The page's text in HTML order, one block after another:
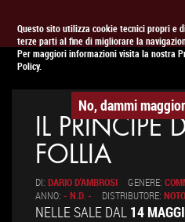
Questo sito utilizza cookie tecnici propri e
terze parti al fine di migliorare la
Per maggiori informazioni visita la nostra
Policy.
No, dammi
APPUNTAMENTO AL
IL PRINCIPE
FOLLIA
DI: DARIO D'AMBROSI GENERE:
ANNO: - N.D. - DISTRIBUTORE:
NELLE SALE DAL 14